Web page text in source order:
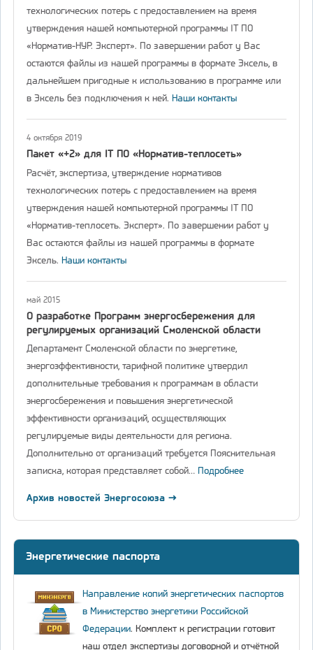
технологических потерь с предоставлением на время
утверждения нашей компьютерной программы IT ПО
«Норматив-НУР. Эксперт». По завершении работ у Вас
остаются файлы из нашей программы в формате Эксель, в
дальнейшем пригодные к использованию в программе или
в Эксель без подключения к ней. Наши контакты
4 октября 2019
Пакет «+2» для IT ПО «Норматив-теплосеть»
Расчёт, экспертиза, утверждение нормативов
технологических потерь с предоставлением на время
утверждения нашей компьютерной программы IT ПО
«Норматив-теплосеть. Эксперт». По завершении работ у
Вас остаются файлы из нашей программы в формате
Эксель. Наши контакты
май 2015
О разработке Программ энергосбережения для
регулируемых организаций Смоленской области
Департамент Смоленской области по энергетике,
энергоэффективности, тарифной политике утвердил
дополнительные требования к программам в области
энергосбережения и повышения энергетической
эффективности организаций, осуществляющих
регулируемые виды деятельности для региона.
Дополнительно от организаций требуется Пояснительная
записка, которая представляет собой… Подробнее
Архив новостей Энергосоюза →
Энергетические паспорта
Направление копий энергетических паспортов
в Министерство энергетики Российской
Федерации. Комплект к регистрации готовит
наш отдел экспертизы договорной и отчётной